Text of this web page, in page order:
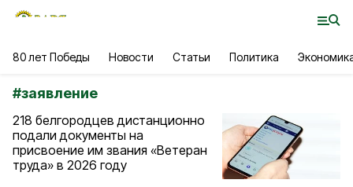
80 лет Победы Новости Статьи Политика
#заявление
218 белгородцев дистанционно
подали документы на
присвоение им звания «Ветеран
труда» в 2026 году